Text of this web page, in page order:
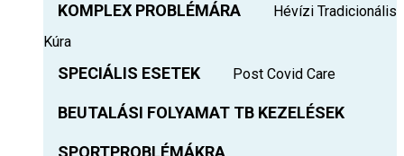
KOMPLEX PROBLÉMÁRA
Hévízi Tradicionális
Kúra
SPECIÁLIS ESETEK Post Covid Care
BEUTALÁSI FOLYAMAT TB KEZELÉSEK
SPORTPROBLÉMÁKRA